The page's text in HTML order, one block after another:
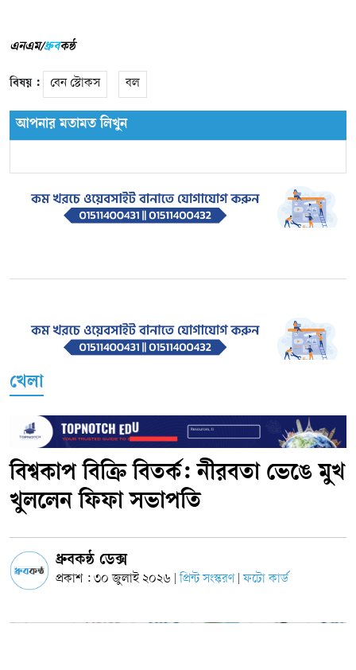
এনএম/ধ্রুবকন্ঠ
বিষয় : বেন স্টোকস বল
আপনার মতামত লিখুন
খেলা
বিশ্বকাপ বিক্রি বিতর্ক: নীরবতা ভেঙে মুখ
খুললেন ফিফা সভাপতি
ধ্রুবকন্ঠ ডেক্স
প্রকাশ : ৩০ জুলাই ২০২৬ প্রিন্ট সংস্করণ ফটো কার্ড